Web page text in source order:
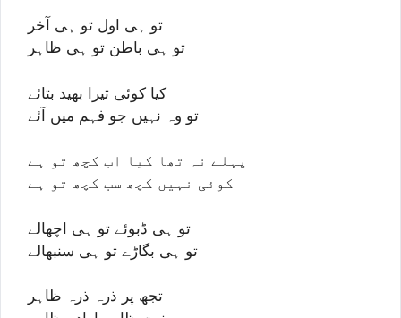
تو ہی اول تو ہی آخر
تو ہی باطن تو ہی ظاہر
کیا کوئی تیرا بھید بتائے
تو وہ نہیں جو فہم میں آئے
پہلے نہ تھا کیا اب کچھ تو ہے
کوئی نہیں کچھ سب کچھ تو ہے
تو ہی ڈبوئے تو ہی اچھالے
تو ہی بگاڑے تو ہی سنبھالے
تجھ پر ذرہ ذرہ ظاہر